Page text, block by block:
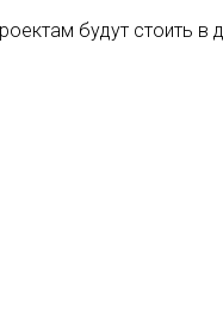
будут стоить в